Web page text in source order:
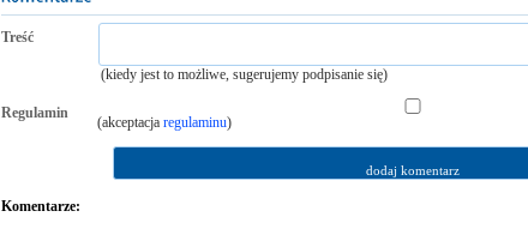
Treść
(kiedy jest to możliwe, sugerujemy podpisanie się)
Regulamin
(akceptacja regulaminu)
Komentarze: